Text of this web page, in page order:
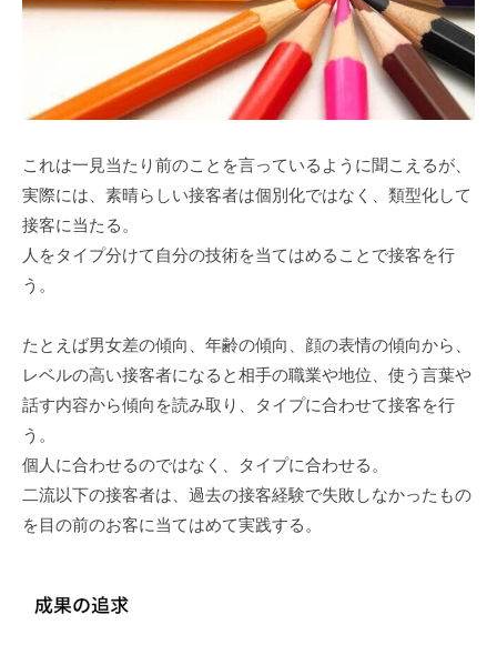
これは一見当たり前のことを言っているように聞こえるが、
実際には、素晴らしい接客者は個別化ではなく、類型化して
接客に当たる。
人をタイプ分けて自分の技術を当てはめることで接客を行
う。
たとえば男女差の傾向、年齢の傾向、顔の表情の傾向から、
レベルの高い接客者になると相手の職業や地位、使う言葉や
話す内容から傾向を読み取り、タイプに合わせて接客を行
う。
個人に合わせるのではなく、タイプに合わせる。
二流以下の接客者は、過去の接客経験で失敗しなかったもの
を目の前のお客に当てはめて実践する。